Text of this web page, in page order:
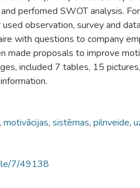
perfomed SWOT analysis.
observation, survey and
with questions to company
made proposals to improve
included 7 tables, 15
, motivācijas, sistēmas, pilnveide,
7/49138